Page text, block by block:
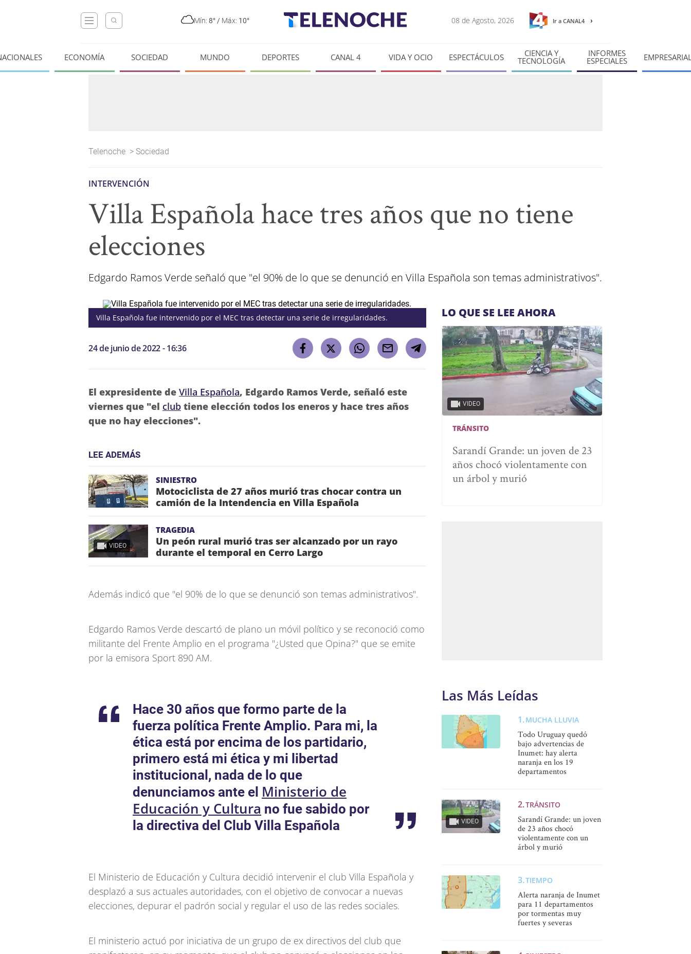
Mín: 8° / Máx: 10° 08 de Agosto, 2026 Ir a CANAL4
ECONOMÍA SOCIEDAD MUNDO DEPORTES CANAL 4 VIDA Y OCIO ESPECTÁCULOS CIENCIA Y
TECNOLOGÍA
INFORMES
ESPECIALES
Telenoche > Sociedad
INTERVENCIÓN
Villa Española hace tres años que no tiene
elecciones
Edgardo Ramos Verde señaló que "el 90% de lo que se denunció en Villa Española son temas administrativos".
Villa Española fue intervenido por el MEC tras detectar una serie de irregularidades.
24 de junio de 2022 - 16:36
El expresidente de Villa Española, Edgardo Ramos Verde, señaló este
viernes que "el club tiene elección todos los eneros y hace tres años
que no hay elecciones".
LEE ADEMÁS
SINIESTRO
Motociclista de 27 años murió tras chocar contra un
camión de la Intendencia en Villa Española
VIDEO
TRAGEDIA
Un peón rural murió tras ser alcanzado por un rayo
durante el temporal en Cerro Largo
Además indicó que "el 90% de lo que se denunció son temas administrativos".
Edgardo Ramos Verde descartó de plano un móvil político y se reconoció como
militante del Frente Amplio en el programa "¿Usted que Opina?" que se emite
por la emisora Sport 890 AM.
Hace 30 años que formo parte de la
fuerza política Frente Amplio. Para mi, la
ética está por encima de los partidario,
primero está mi ética y mi libertad
institucional, nada de lo que
denunciamos ante el Ministerio de
Educación y Cultura no fue sabido por
la directiva del Club Villa Española
El Ministerio de Educación y Cultura decidió intervenir el club Villa Española y
desplazó a sus actuales autoridades, con el objetivo de convocar a nuevas
elecciones, depurar el padrón social y regular el uso de las redes sociales.
El ministerio actuó por iniciativa de un grupo de ex directivos del club que
LO QUE SE LEE AHORA
VIDEO
TRÁNSITO
Sarandí Grande: un joven de 23
años chocó violentamente con
un árbol y murió
Las Más Leídas
MUCHA LLUVIA
Todo Uruguay quedó
bajo advertencias de
Inumet: hay alerta
naranja en los 19
departamentos
VIDEO
TRÁNSITO
Sarandí Grande: un joven
de 23 años chocó
violentamente con un
árbol y murió
TIEMPO
Alerta naranja de Inumet
para 11 departamentos
por tormentas muy
fuertes y severas